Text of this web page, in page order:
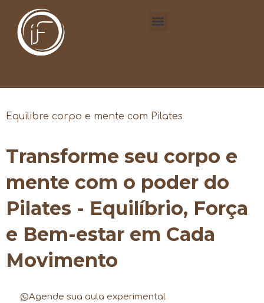
Equilibre corpo e mente com Pilates
Transforme seu corpo e
mente com o poder do
Pilates - Equilíbrio, Força
e Bem-estar em Cada
Movimento
Agende sua aula experimental